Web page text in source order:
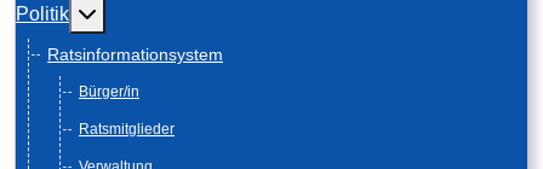
Politik Weitere Informationen: Politik
Ratsinformationsystem
Bürger/in
Ratsmitglieder